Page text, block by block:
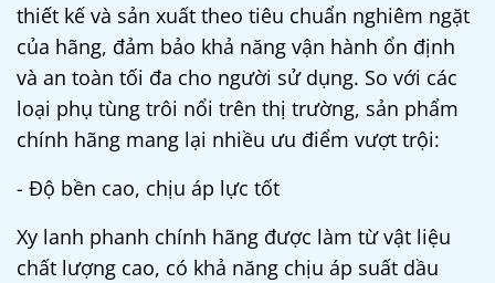
thiết kế và sản xuất theo tiêu chuẩn nghiêm ngặt
của hãng, đảm bảo khả năng vận hành ổn định
và an toàn tối đa cho người sử dụng. So với các
loại phụ tùng trôi nổi trên thị trường, sản phẩm
chính hãng mang lại nhiều ưu điểm vượt trội:
- Độ bền cao, chịu áp lực tốt
Xy lanh phanh chính hãng được làm từ vật liệu
chất lượng cao, có khả năng chịu áp suất dầu